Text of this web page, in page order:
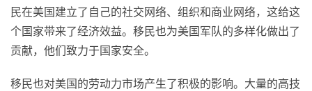
民在美国建立了自己的社交网络、组织和商业网络，这给这
个国家带来了经济效益。移民也为美国军队的多样化做出了
贡献，他们致力于国家安全。
移民也对美国的劳动力市场产生了积极的影响。大量的高技